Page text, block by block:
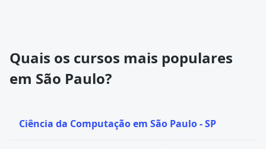
Quais os cursos mais populares
em São Paulo?
Ciência da Computação em São Paulo - SP